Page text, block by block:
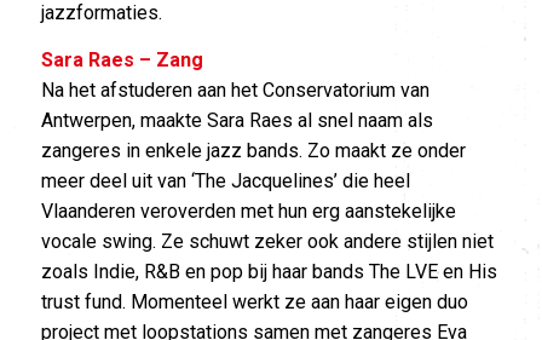
jazzformaties.
Sara Raes – Zang
Na het afstuderen aan het Conservatorium van
Antwerpen, maakte Sara Raes al snel naam als
zangeres in enkele jazz bands. Zo maakt ze onder
meer deel uit van ‘The Jacquelines’ die heel
Vlaanderen veroverden met hun erg aanstekelijke
vocale swing. Ze schuwt zeker ook andere stijlen niet
zoals Indie, R&B en pop bij haar bands The LVE en His
trust fund. Momenteel werkt ze aan haar eigen duo
project met loopstations samen met zangeres Eva